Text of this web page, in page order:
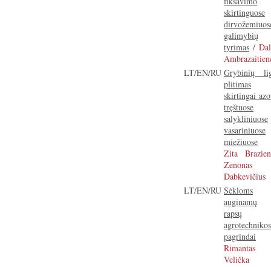
skirtinguose
galimybių
tyrimas /
LT/EN/RU Grybinių
plitimas
skirtingai
tręštuose
salykliniuose
vasariniuose
miežiuose
Zita
Zenonas
Dabkevičius
LT/EN/RU Sėkloms
auginamų
rapsų
agrotechnikos
pagrindai
Rimantas
Velička